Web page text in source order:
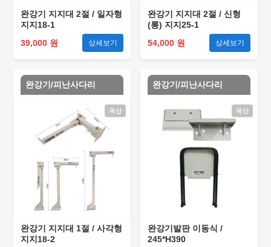
완강기 지지대 2절 / 일자형
지지18-1
39,000 원
상세보기
완강기 지지대 2절 / 신형
(롱) 지지25-1
54,000 원
상세보기
완강기/피난사다리
국산
완강기 지지대 1절 / 사각형
지지18-2
완강기/피난사다리
국산
완강기발판 이동식 /
245*H390